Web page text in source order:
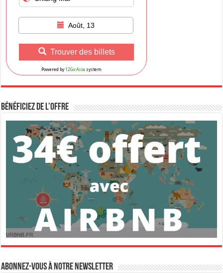
Août, 13
Trouver des billets
Powered by12Go Asia system
Bénéficiez de l’Offre
Abonnez-vous à notre newsletter